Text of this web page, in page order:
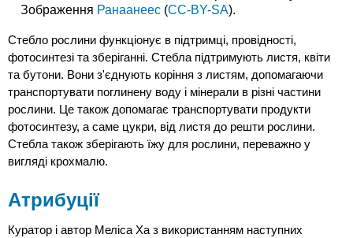
Зображення Ранаанеес(CC-BY-SA).
Стебло рослини функціонує в підтримці, провідності,
фотосинтезі та зберіганні. Стебла підтримують листя, квіти
та бутони. Вони з'єднують коріння з листям, допомагаючи
транспортувати поглинену воду і мінерали в різні частини
рослини. Це також допомагає транспортувати продукти
фотосинтезу, а саме цукри, від листя до решти рослини.
Стебла також зберігають їжу для рослини, переважно у
вигляді крохмалю.
Атрибуції
Куратор і автор Меліса Ха з використанням наступних